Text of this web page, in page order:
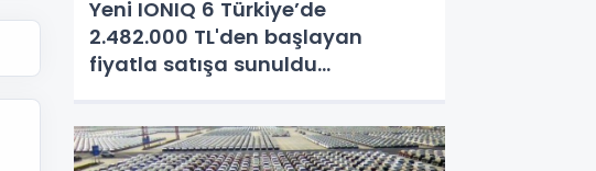
Yeni IONIQ 6 Türkiye’de
2.482.000 TL'den başlayan
fiyatla satışa sunuldu...